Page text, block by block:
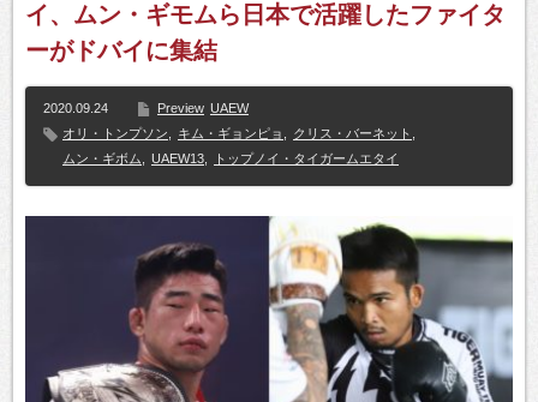
イ、ムン・ギモムら日本で活躍したファイタ
ーがドバイに集結
2020.09.24 Preview UAEW
オリ・トンプソン
キム・ギョンピョ クリス・バーネット
ムン・ギボム
UAEW13 トップノイ・タイガームエタイ